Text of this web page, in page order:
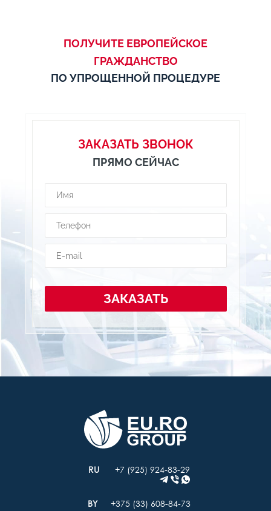
ПОЛУЧИТЕ ЕВРОПЕЙСКОЕ
ГРАЖДАНСТВО
ПО УПРОЩЕННОЙ ПРОЦЕДУРЕ
ЗАКАЗАТЬ ЗВОНОК
ПРЯМО СЕЙЧАС
ЗАКАЗАТЬ
+7 (925) 924-83-29
+375 (33) 608-84-73